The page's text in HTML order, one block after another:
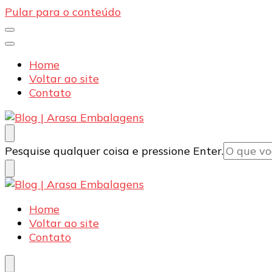
Pular para o conteúdo
Home
Voltar ao site
Contato
Blog | Arasa Embalagens
Confira conteúdos sobre embalagens para pizzas,
Procurando
algo?
Pesquise qualquer coisa e pressione Enter.
Blog | Arasa Embalagens
Confira conteúdos sobre embalagens para pizzas,
Home
Voltar ao site
Contato